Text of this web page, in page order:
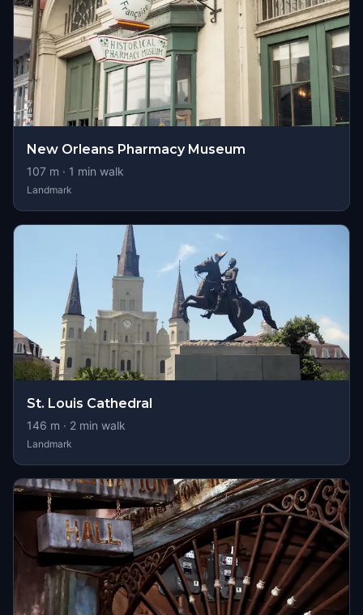
New Orleans Pharmacy Museum
107 m · 1 min walk
Landmark
St. Louis Cathedral
146 m · 2 min walk
Landmark